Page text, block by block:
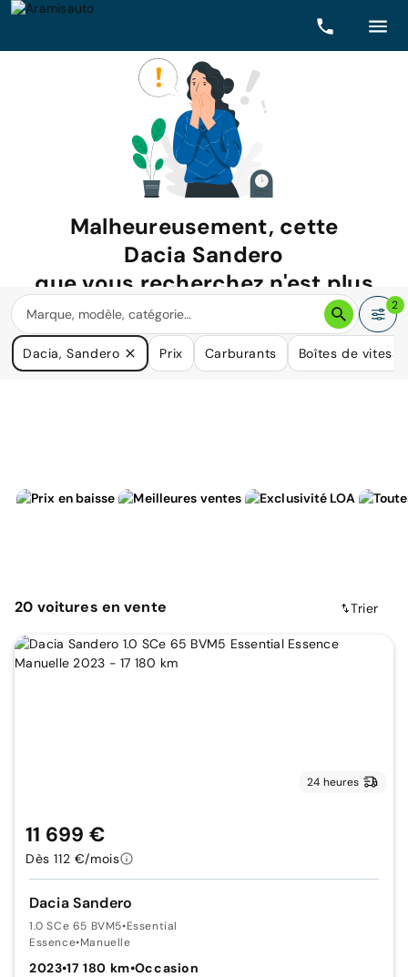
Malheureusement, cette
Dacia Sandero
que vous recherchez n'est plus
disponible.
Nous avons de nombreuses voitures qui pourraient répondre
à vos besoins.
2
Dacia, Sandero Prix Carburants Boîtes de vitesse
20 voitures en vente Trier
24 heures
Dacia Sandero
1.0 SCe 65 BVM5•Essential
Essence•Manuelle
2023•17 180 km•Occasion
11 699 €
Dès 112 €/mois